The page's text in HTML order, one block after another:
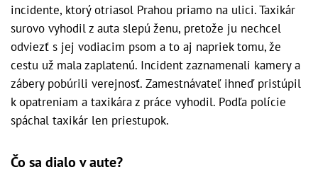
incidente, ktorý otriasol Prahou priamo na ulici. Taxikár
surovo vyhodil z auta slepú ženu, pretože ju nechcel
odviezť s jej vodiacim psom a to aj napriek tomu, že
cestu už mala zaplatenú. Incident zaznamenali kamery a
zábery pobúrili verejnosť. Zamestnávateľ ihneď pristúpil
k opatreniam a taxikára z práce vyhodil. Podľa polície
spáchal taxikár len priestupok.
Čo sa dialo v aute?